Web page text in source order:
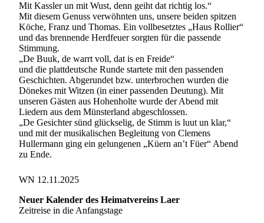
Mit Kassler un mit Wust, denn geiht dat richtig los.“
Mit diesem Genuss verwöhnten uns, unsere beiden spitzen
Köche, Franz und Thomas. Ein vollbesetztes „Haus Rollier“
und das brennende Herdfeuer sorgten für die passende
Stimmung.
„De Buuk, de warrt voll, dat is en Freide“
und die plattdeutsche Runde startete mit den passenden
Geschichten. Abgerundet bzw. unterbrochen wurden die
Dönekes mit Witzen (in einer passenden Deutung). Mit
unseren Gästen aus Hohenholte wurde der Abend mit
Liedern aus dem Münsterland abgeschlossen.
„De Gesichter sünd glückselig, de Stimm is luut un klar,“
und mit der musikalischen Begleitung von Clemens
Hullermann ging ein gelungenen „Küern an’t Füer“ Abend
zu Ende.
WN 12.11.2025
Neuer Kalender des Heimatvereins Laer
Zeitreise in die Anfangstage